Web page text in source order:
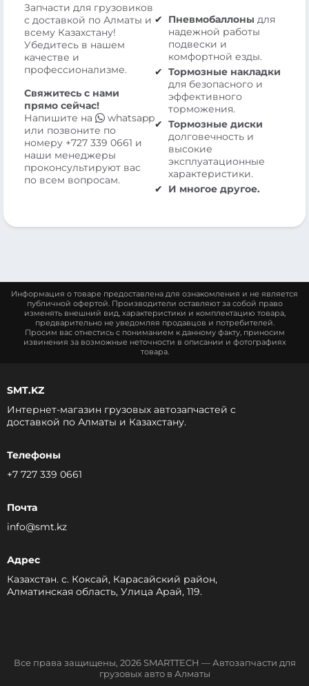
Запчасти для грузовиков
с доставкой по Алматы и
всему Казахстану!
Убедитесь в нашем
качестве и
профессионализме.
Свяжитесь с нами
прямо сейчас!
Напишите на
whatsapp
или позвоните по
номеру +727 339 0661 и
наши менеджеры
проконсультируют вас
по всем вопросам.
Пневмобаллоны для
надежной работы
подвески и
комфортной езды.
Тормозные накладки
для безопасного и
эффективного
торможения.
Тормозные диски
долговечность и
высокие
эксплуатационные
характеристики.
И многое другое.
Информация о товаре предоставлена для ознакомления и не является
публичной офертой. Производители оставляют за собой право
изменять внешний вид, характеристики и комплектацию товара,
предварительно не уведомляя продавцов и потребителей.
Просим вас отнестись с пониманием к данному факту, приносим
извинения за возможные неточности в описании и фотографиях
товара.
SMT.KZ
Интернет-магазин грузовых автозапчастей c
доставкой по Алматы и Казахстану.
Телефоны
+7 727 339 0661
Почта
info@smt.kz
Адрес
Казахстан. с. Коксай, Карасайский район,
Алматинская область, Улица Арай, 119.
Все права защищены, 2026 SMARTTECH — Автозапчасти для
грузовых авто в Алматы